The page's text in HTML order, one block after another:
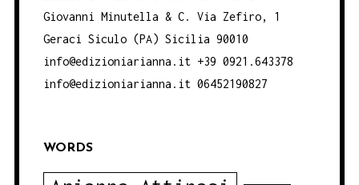
Giovanni Minutella & C. Via Zefiro, 1
Geraci Siculo (PA) Sicilia 90010
info@edizioniarianna.it +39 0921.643378
info@edizioniarianna.it 06452190827
WORDS